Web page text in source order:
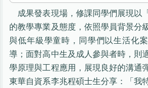
成果發表現場，修課同學們展現以
的教學專業及態度，依照學員背景分
與低年級學童時，同學們以生活化
導；面對高中生及成人參與者時，則
學原理與工程應用，展現良好的溝通
東華自資系李兆程碩士生分享：「我